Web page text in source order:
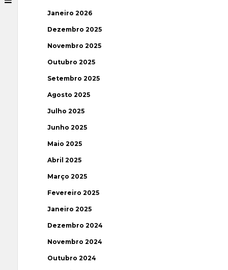
Janeiro 2026
Dezembro 2025
Novembro 2025
Outubro 2025
Setembro 2025
Agosto 2025
Julho 2025
Junho 2025
Maio 2025
Abril 2025
Março 2025
Fevereiro 2025
Janeiro 2025
Dezembro 2024
Novembro 2024
Outubro 2024